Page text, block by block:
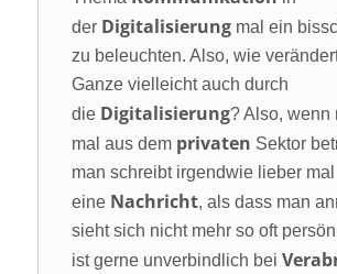
der Digitalisierungmal ein
zu beleuchten. Also, wie
Ganze vielleicht auch durch
die Digitalisierung? Also, wenn
mal aus dem privaten Sektor
man schreibt irgendwie lieber mal
eine Nachricht, als dass man
sieht sich nicht mehr so oft
ist gerne unverbindlich bei